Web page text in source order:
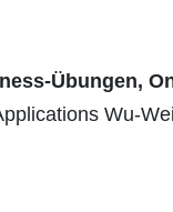
Übungen,
Wu-